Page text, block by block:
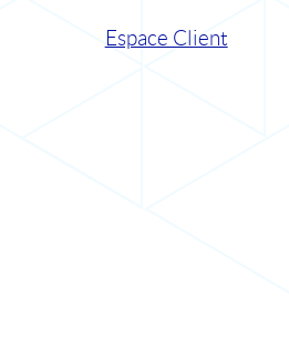
Espace Client